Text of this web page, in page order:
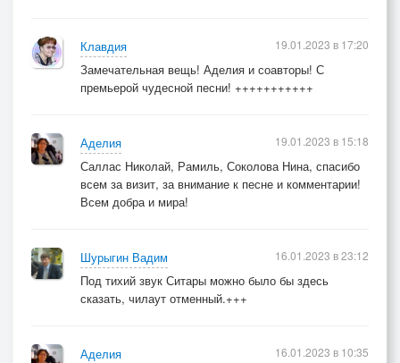
Клавдия
Замечательная вещь! Аделия и соавторы! С
премьерой чудесной песни! +++++++++++
19.01.2023 в 17:20
Аделия
Саллас Николай, Рамиль, Соколова Нина, спасибо
всем за визит, за внимание к песне и комментарии!
Всем добра и мира!
19.01.2023 в 15:18
Шурыгин Вадим
Под тихий звук Ситары можно было бы здесь
сказать, чилаут отменный.+++
16.01.2023 в 23:12
Аделия
16.01.2023 в 10:35